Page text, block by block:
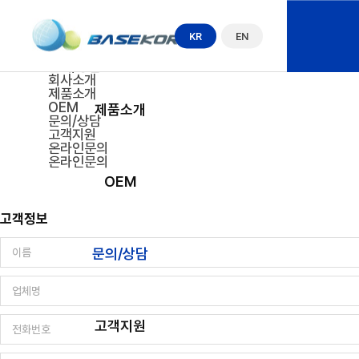
KR EN
회사소개
제품소개
OEM
문의/상담
고객지원
온라인문의
온라인문의
회사소개
제품소개
OEM
문의/상담
고객지원
온라인문의
온라인문의
고객정보